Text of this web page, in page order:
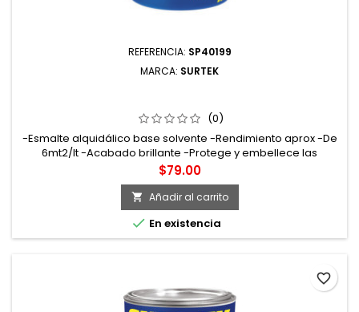
REFERENCIA: SP40199
MARCA: SURTEK
(0)
-Esmalte alquidálico base solvente -Rendimiento aprox -De
6mt2/lt -Acabado brillante -Protege y embellece las
superficies a pintar. Tiempo de secado tacto: 15min curado:
72hrs
Precio
$79.00
 Añadir al carrito
 En existencia
favorite_border